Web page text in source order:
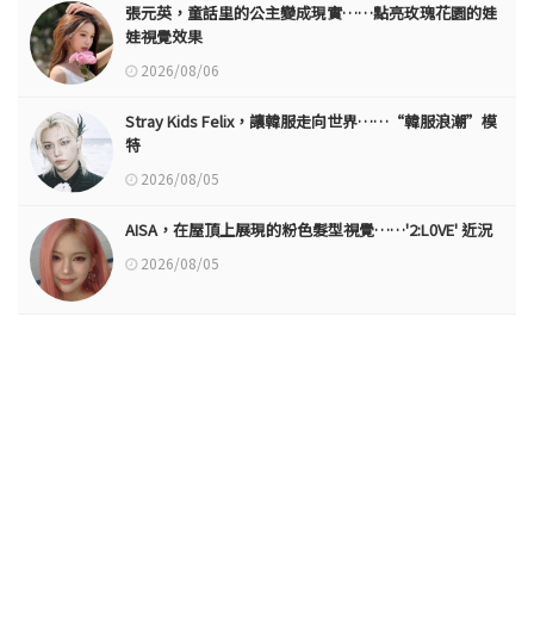
張元英，童話里的公主變成現實……點亮玫瑰花園的娃
娃視覺效果
2026/08/06
Stray Kids Felix，讓韓服走向世界……“韓服浪潮”模
特
2026/08/05
AISA，在屋頂上展現的粉色髮型視覺……'2:L0VE' 近況
2026/08/05